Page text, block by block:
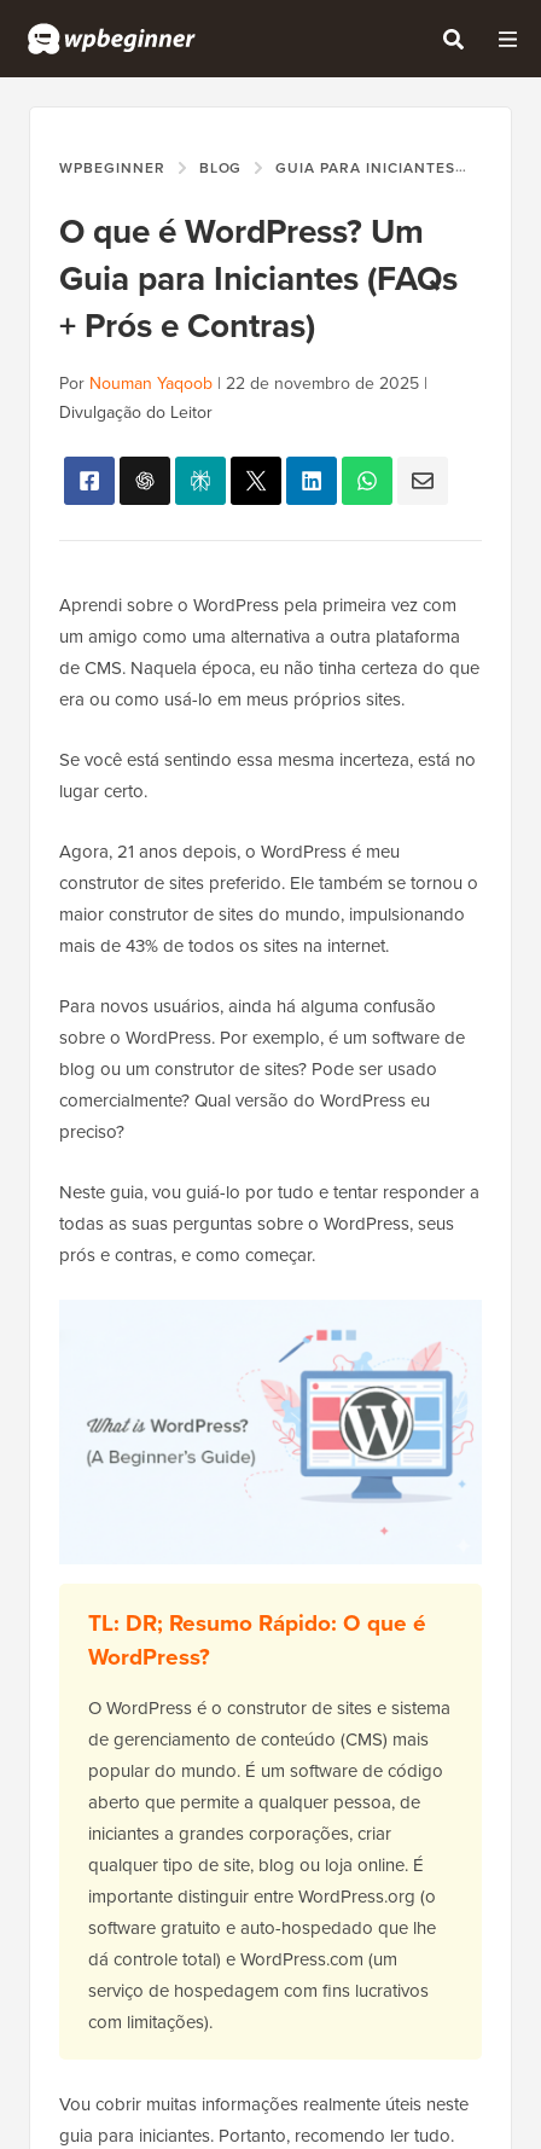
WPBEGINNER BLOG GUIA PARA INICIANTES
O que é WordPress? Um
Guia para Iniciantes (FAQs
+ Prós e Contras)
Por Nouman Yaqoob | 22 de novembro de 2025 |
Divulgação do Leitor
Aprendi sobre o WordPress pela primeira vez com
um amigo como uma alternativa a outra plataforma
de CMS. Naquela época, eu não tinha certeza do que
era ou como usá-lo em meus próprios sites.
Se você está sentindo essa mesma incerteza, está no
lugar certo.
Agora, 21 anos depois, o WordPress é meu
construtor de sites preferido. Ele também se tornou o
maior construtor de sites do mundo, impulsionando
mais de 43% de todos os sites na internet.
Para novos usuários, ainda há alguma confusão
sobre o WordPress. Por exemplo, é um software de
blog ou um construtor de sites? Pode ser usado
comercialmente? Qual versão do WordPress eu
preciso?
Neste guia, vou guiá-lo por tudo e tentar responder a
todas as suas perguntas sobre o WordPress, seus
prós e contras, e como começar.
TL: DR; Resumo Rápido: O que é
WordPress?
O WordPress é o construtor de sites e sistema
de gerenciamento de conteúdo (CMS) mais
popular do mundo. É um software de código
aberto que permite a qualquer pessoa, de
iniciantes a grandes corporações, criar
qualquer tipo de site, blog ou loja online. É
importante distinguir entre WordPress.org (o
software gratuito e auto-hospedado que lhe
dá controle total) e WordPress.com (um
serviço de hospedagem com fins lucrativos
com limitações).
Vou cobrir muitas informações realmente úteis neste
guia para iniciantes. Portanto, recomendo ler tudo.